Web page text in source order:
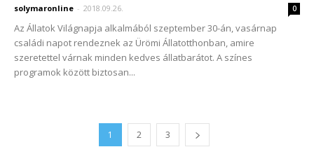
solymaronline - 2018.09.26. 0
Az Állatok Világnapja alkalmából szeptember 30-án, vasárnap
családi napot rendeznek az Ürömi Állatotthonban, amire
szeretettel várnak minden kedves állatbarátot. A színes
programok között biztosan...
1 2 3